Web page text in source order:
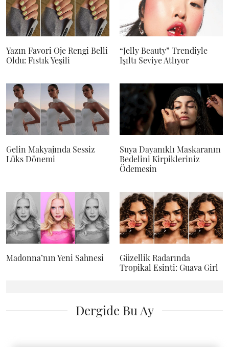
Yazın Favori Oje Rengi Belli
Oldu: Fıstık Yeşili
“Jelly Beauty” Trendiyle
Işıltı Seviye Atlıyor
Gelin Makyajında Sessiz
Lüks Dönemi
Suya Dayanıklı Maskaranın
Bedelini Kirpikleriniz
Ödemesin
Madonna’nın Yeni Sahnesi
Güzellik Radarında
Tropikal Esinti: Guava Girl
Dergide Bu Ay